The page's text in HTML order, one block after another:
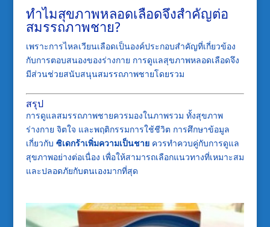
ทำไมสุขภาพหลอดเลือดจึงสำคัญต่อ
สมรรถภาพชาย?
เพราะการไหลเวียนเลือดเป็นองค์ประกอบสำคัญที่เกี่ยวข้อง
กับการตอบสนองของร่างกาย การดูแลสุขภาพหลอดเลือดจึง
มีส่วนช่วยสนับสนุนสมรรถภาพชายโดยรวม
สรุป
การดูแลสมรรถภาพชายควรมองในภาพรวม ทั้งสุขภาพ
ร่างกาย จิตใจ และพฤติกรรมการใช้ชีวิต การศึกษาข้อมูล
เกี่ยวกับ ซิเดกร้าเพิ่มความเป็นชายควรทำควบคู่กับการดูแล
สุขภาพอย่างต่อเนื่อง เพื่อให้สามารถเลือกแนวทางที่เหมาะสม
และปลอดภัยกับตนเองมากที่สุด